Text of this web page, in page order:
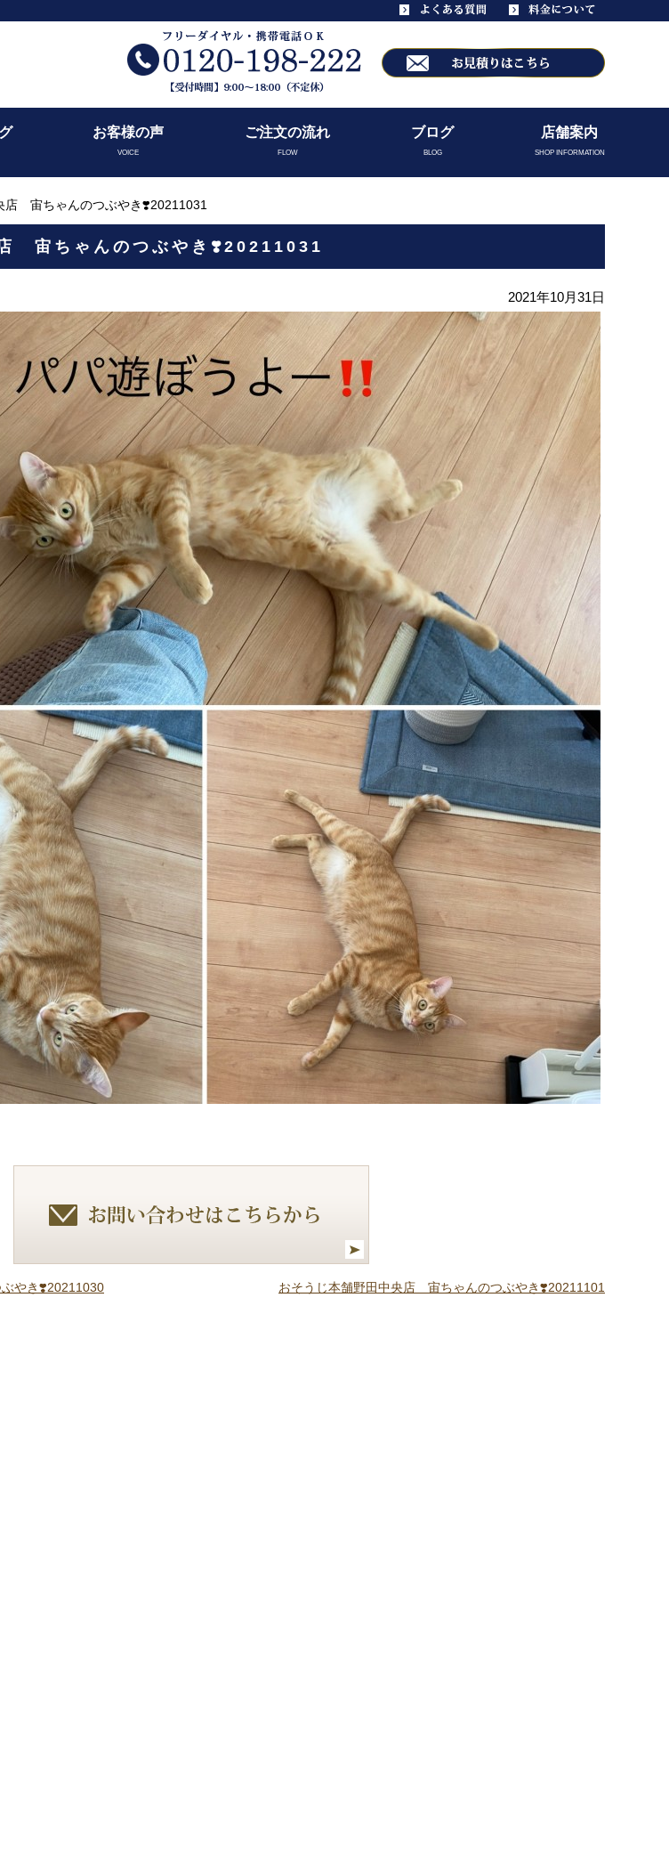
お客様の声
VOICE
ご注文の流れ
FLOW
ブログ
BLOG
店舗案内
SHOP INFORMATION
店 宙ちゃんのつぶやき❣️20211031
宙ちゃんのつぶやき❣️20211031
2021年10月31日
やき❣️20211030 おそうじ本舗野田中央店 宙ちゃんのつぶやき❣️20211101